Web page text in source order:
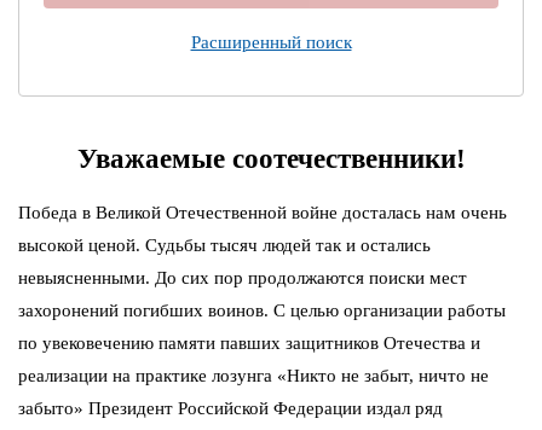
Расширенный поиск
Уважаемые соотечественники!
Победа в Великой Отечественной войне досталась нам очень
высокой ценой. Судьбы тысяч людей так и остались
невыясненными. До сих пор продолжаются поиски мест
захоронений погибших воинов. С целью организации работы
по увековечению памяти павших защитников Отечества и
реализации на практике лозунга «Никто не забыт, ничто не
забыто» Президент Российской Федерации издал ряд